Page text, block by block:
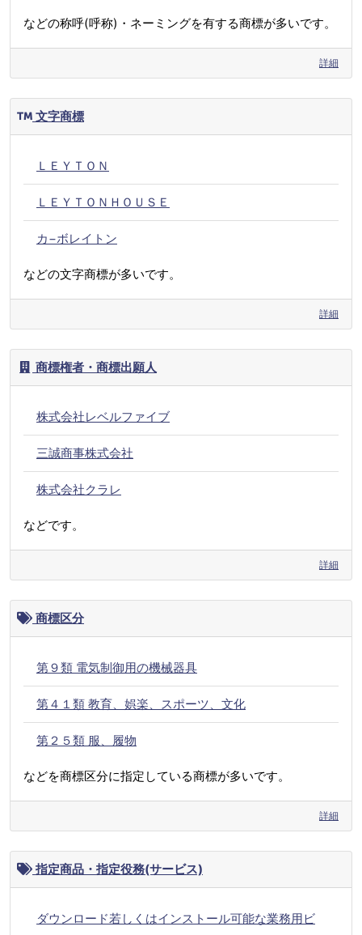
などの称呼(呼称)・ネーミングを有する商標が多いです。
詳細
文字商標
ＬＥＹＴＯＮ
ＬＥＹＴＯＮＨＯＵＳＥ
カ−ボレイトン
などの文字商標が多いです。
詳細
商標権者・商標出願人
株式会社レベルファイブ
三誠商事株式会社
株式会社クラレ
などです。
詳細
商標区分
第９類 電気制御用の機械器具
第４１類 教育、娯楽、スポーツ、文化
第２５類 服、履物
などを商標区分に指定している商標が多いです。
詳細
指定商品・指定役務(サービス)
ダウンロード若しくはインストール可能な業務用ビ